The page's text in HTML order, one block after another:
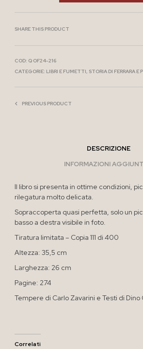
SHARE THIS PRODUCT
COD: Q OF24-216
CATEGORIE: LIBRI E FUMETTI, STORIA DI FERRARA E
PREVIOUS PRODUCT
DESCRIZIONE
INFORMAZIONI
Il libro si presenta in ottime condizioni,
rilegatura molto delicata.
Sopraccoperta quasi perfetta, solo un
basso a destra visibile in foto.
Tiratura limitata – Copia 111 di 400
Altezza: 35,5 cm
Larghezza: 26 cm
Pagine: 274
Tempere di Carlo Zavarini e Testi di Dino
Correlati